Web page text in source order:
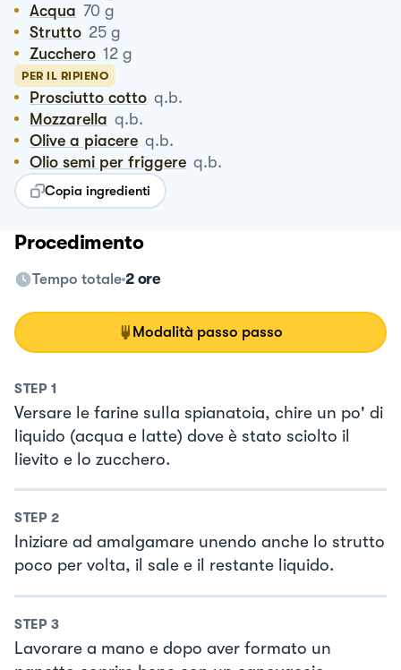
Acqua 70 g
Strutto 25 g
Zucchero 12 g
PER IL RIPIENO
Prosciutto cotto q.b.
Mozzarella q.b.
Olive a piacere q.b.
Olio semi per friggere q.b.
Copia ingredienti
Procedimento
Tempo totale 2 ore
Modalità passo passo
STEP 1
Versare le farine sulla spianatoia, chire un po' di
liquido (acqua e latte) dove è stato sciolto il
lievito e lo zucchero.
STEP 2
Iniziare ad amalgamare unendo anche lo strutto
poco per volta, il sale e il restante liquido.
STEP 3
Lavorare a mano e dopo aver formato un